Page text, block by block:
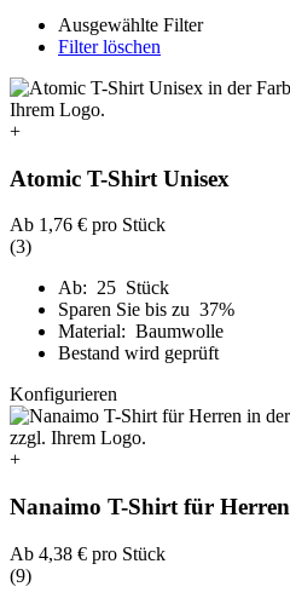
Ausgewählte Filter
Filter löschen
+
Atomic T-Shirt Unisex
Ab 1,76 € pro Stück
(3)
Ab: 25 Stück
Sparen Sie bis zu 37%
Material: Baumwolle
Bestand wird geprüft
Konfigurieren
+
Nanaimo T-Shirt für Herren
Ab 4,38 € pro Stück
(9)